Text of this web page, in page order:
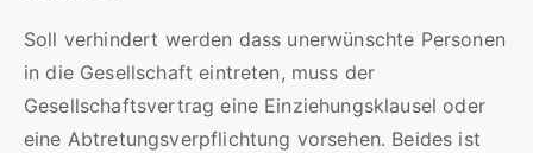
Soll verhindert werden dass unerwünschte Personen
in die Gesellschaft eintreten, muss der
Gesellschaftsvertrag eine Einziehungsklausel oder
eine Abtretungsverpflichtung vorsehen. Beides ist